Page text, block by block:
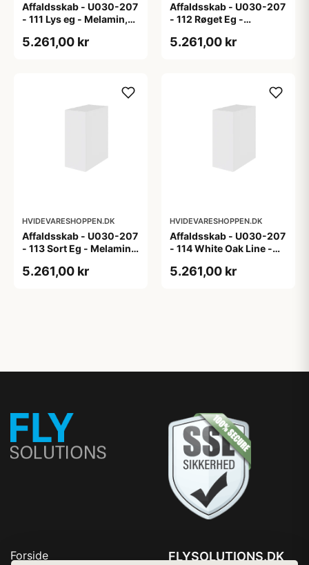
Affaldsskab - U030-207
- 111 Lys eg - Melamin,
5.261,00 kr
Affaldsskab - U030-207
- 112 Røget Eg -
5.261,00 kr
HVIDEVARESHOPPEN.DK
Affaldsskab - U030-207
- 113 Sort Eg - Melamin,
5.261,00 kr
HVIDEVARESHOPPEN.DK
Affaldsskab - U030-207
- 114 White Oak Line -
5.261,00 kr
Forside FLYSOLUTIONS.DK